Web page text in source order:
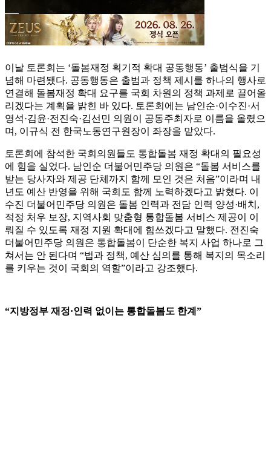
이날 토론회는 ‘돌봄재정 획기적 확대 공동행동’ 출범식을 기
념해 마련됐다. 공동행동은 출범과 정책 제시를 하나의 행사로
연결해 돌봄재정 확대 요구를 국회 차원의 정책 과제로 끌어올
리겠다는 계획을 밝힌 바 있다. 토론회에는 남인순·이수진·서
영석·김윤·전진숙·김선민 의원이 공동주최자로 이름을 올렸으
며, 이규식 전 한국노동연구원장이 좌장을 맡았다.
토론회에 참석한 국회의원들도 통합돌봄 재정 확대의 필요성
에 힘을 실었다. 남인순 더불어민주당 의원은 “돌봄 서비스를
받는 당사자와 제공 단체까지 함께 모인 것은 처음”이라며 내
년도 예산 반영을 위해 국회도 함께 노력하겠다고 밝혔다. 이
수진 더불어민주당 의원은 돌봄 인력과 전담 인력 양성·배치,
적정 처우 보장, 지역사회 맞춤형 통합돌봄 서비스 제공이 이
뤄질 수 있도록 재정 지원 확대에 힘쓰겠다고 말했다. 전진숙
더불어민주당 의원은 통합돌봄이 단순한 복지 사업 하나로 그
쳐서는 안 된다며 “법과 정책, 예산 심의를 통해 복지의 목소리
를 키우는 것이 국회의 역할”이라고 강조했다.
“지방정부 재정·인력 없이는 통합돌봄도 한계”